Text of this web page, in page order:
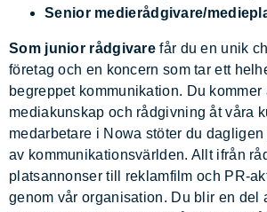
Senior medierådgivare/
Som junior rådgivare får du en unik
företag och en koncern som tar ett
begreppet kommunikation. Du kommer
mediakunskap och rådgivning åt våra
medarbetare i Nowa stöter du
av kommunikationsvärlden. Allt ifrån
platsannonser till reklamfilm och PR-
genom vår organisation. Du blir en del